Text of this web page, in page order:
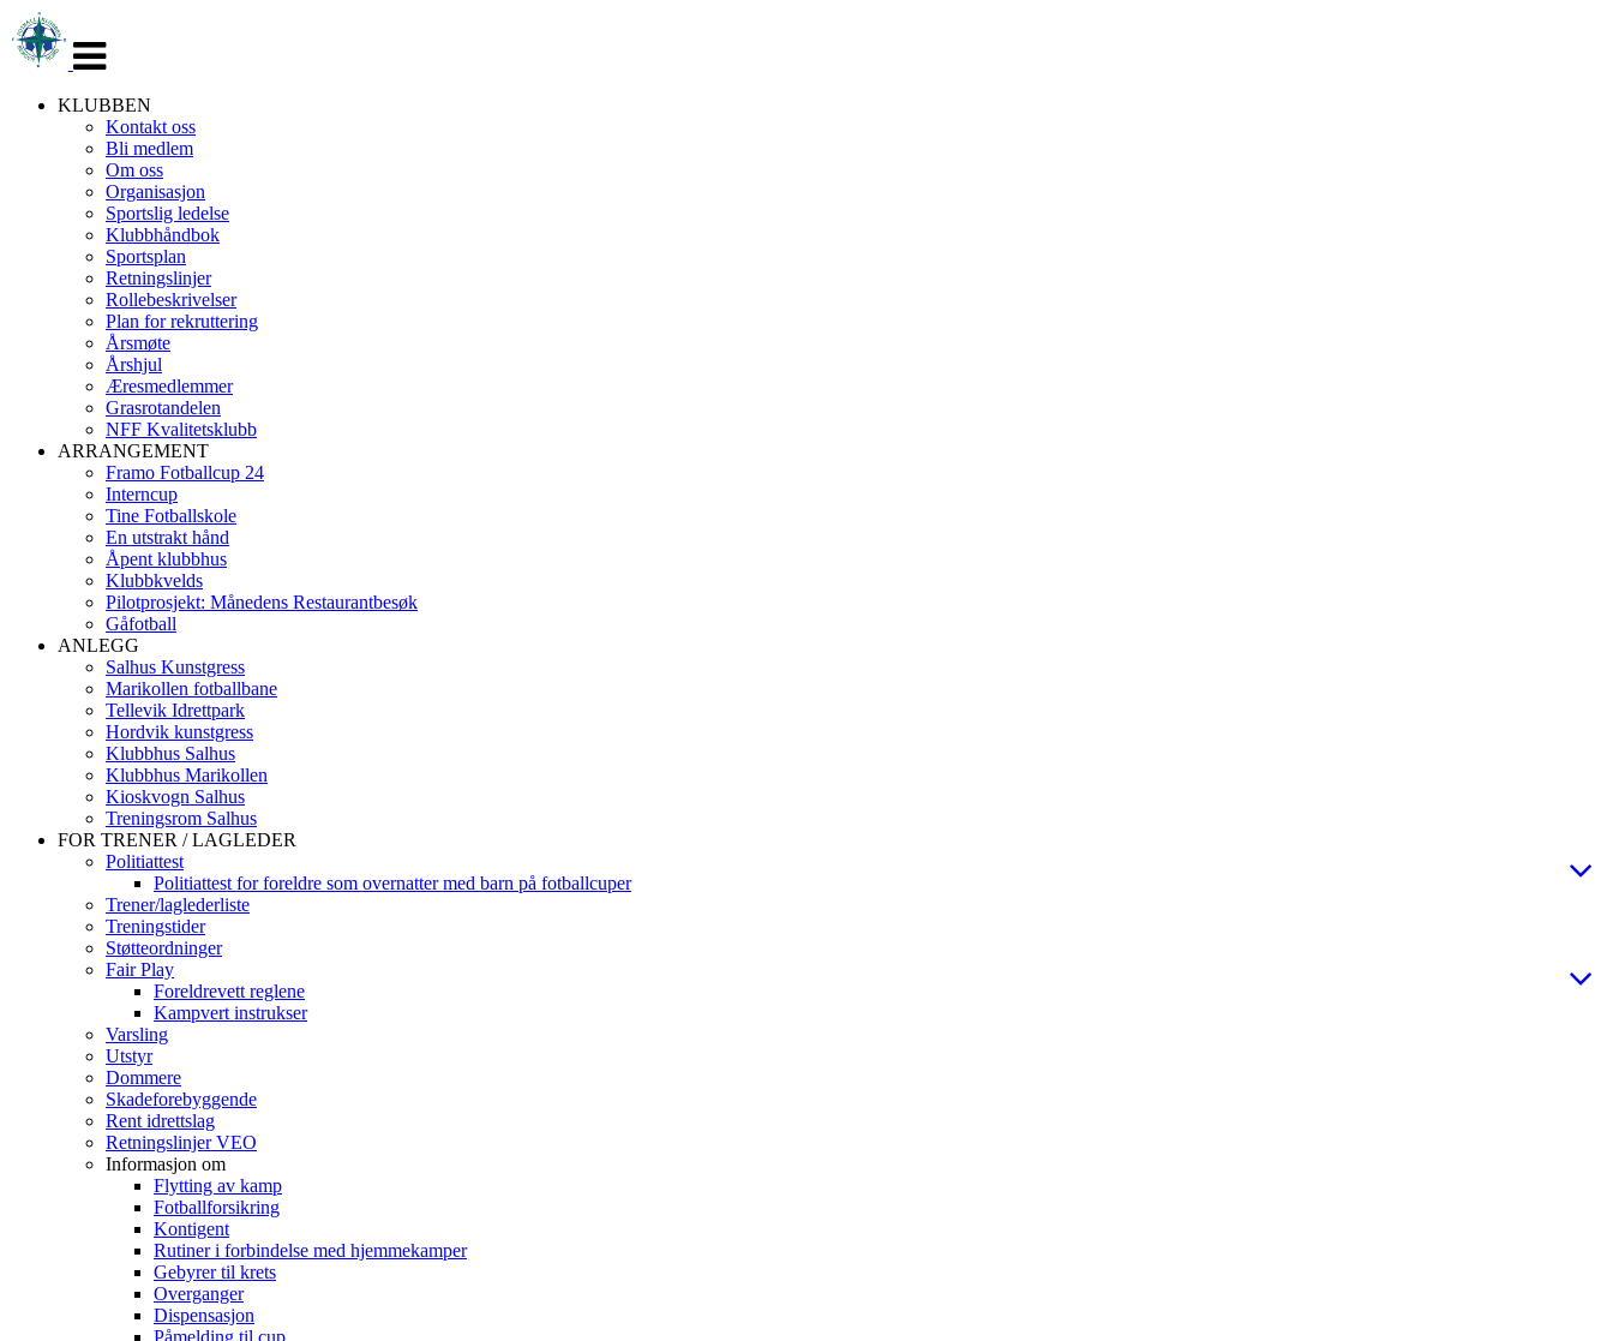
navigasjon
KLUBBEN
Kontakt oss
Bli medlem
Om oss
Organisasjon
Sportslig ledelse
Klubbhåndbok
Sportsplan
Retningslinjer
Rollebeskrivelser
Plan for rekruttering
Årsmøte
Årshjul
Æresmedlemmer
Grasrotandelen
NFF Kvalitetsklubb
ARRANGEMENT
Framo Fotballcup 24
Interncup
Tine Fotballskole
En utstrakt hånd
Åpent klubbhus
Klubbkvelds
Pilotprosjekt: Månedens Restaurantbesøk
Gåfotball
ANLEGG
Salhus Kunstgress
Marikollen fotballbane
Tellevik Idrettpark
Hordvik kunstgress
Klubbhus Salhus
Klubbhus Marikollen
Kioskvogn Salhus
Treningsrom Salhus
FOR TRENER / LAGLEDER
Politiattest
Politiattest for foreldre som overnatter med barn på fotballcuper
Trener/laglederliste
Treningstider
Støtteordninger
Fair Play
Foreldrevett reglene
Kampvert instrukser
Varsling
Utstyr
Dommere
Skadeforebyggende
Rent idrettslag
Retningslinjer VEO
Informasjon om
Flytting av kamp
Fotballforsikring
Kontigent
Rutiner i forbindelse med hjemmekamper
Gebyrer til krets
Overganger
Dispensasjon
Påmelding til cup